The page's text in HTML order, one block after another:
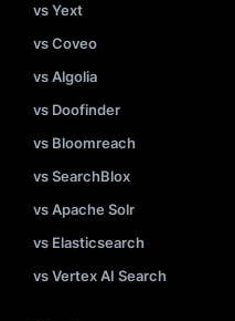
vs Yext
vs Coveo
vs Algolia
vs Doofinder
vs Bloomreach
vs SearchBlox
vs Apache Solr
vs Elasticsearch
vs Vertex AI Search